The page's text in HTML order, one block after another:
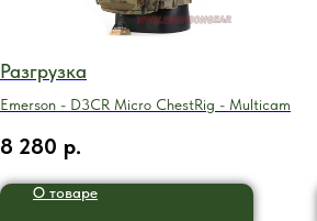
Разгрузка
Emerson - D3CR Micro ChestRig - Multicam
8 280 р.
О товаре